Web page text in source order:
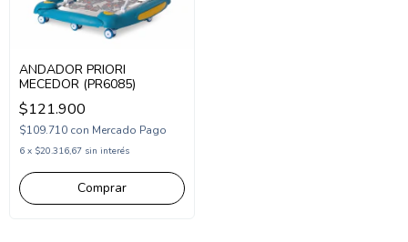
ANDADOR PRIORI
MECEDOR (PR6085)
$121.900
$109.710 con Mercado Pago
6 x $20.316,67 sin interés